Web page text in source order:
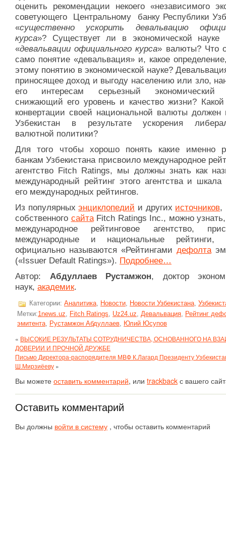
оценить рекомендации некоего «независимого
советующего Центральному банку Республики
«существенно ускорить девальвацию
курса»? Существует ли в экономической науке
«девальвации официального курса» валюты? Что
само понятие «девальвация» и, какое
этому понятию в экономической науке?
приносящее доход и выгоду населению или зло,
его интересам серьезный экономический
снижающий его уровень и качество жизни?
конвертации своей национальной валюты должен
Узбекистан в результате ускорения
валютной политики?
Для того чтобы хорошо понять какие именно
банкам Узбекистана присвоило международное
агентство Fitch Ratings, мы должны знать как
международный рейтинг этого агентства и шкала
его международных рейтингов.
Из популярныхэнциклопедий и других источников,
собственного сайтаFitch Ratings Inc., можно узнать,
международное рейтинговое агентство,
международные и национальные рейтинги,
официально называются «Рейтингами дефолта
(«Issuer Default Ratings»). Подробнее…
Автор: Абдуллаев Рустамжон, доктор
наук, академик.
Категории: Аналитика, Новости, Новости Узбекистана,
Метки:1news.uz Fitch Ratings Uz24.uz Девальвация Рейтинг
эмитента Рустамжон Абдуллаев Юлий Юсупов
« ВЫСОКИЕ РЕЗУЛЬТАТЫ СОТРУДНИЧЕСТВА, ОСНОВАННОГО НА
ДОВЕРИИ И ПРОЧНОЙ ДРУЖБЕ
Письмо Директора-распорядителя МВФ К.Лагард Президенту
Ш.Мирзиёеву »
Вы можете оставить комментарий, или trackback с вашего
Оставить комментарий
Вы должны войти в систему , чтобы оставить комментарий